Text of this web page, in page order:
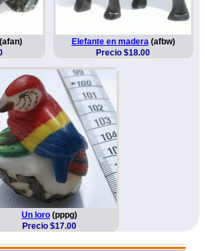
(afan)
Elefante en madera(afbw)
Precio $18.00
Un loro (pppg)
Precio $17.00